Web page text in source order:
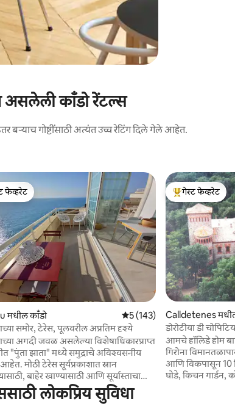
असलेली काँडो रेंटल्स
गोष्टींसाठी अत्यंत उच्च रेटिंग दिले गेले आहेत.
209 रिव्ह्यूज
फेव्हरेट
फेव्हरेट
मधील काँडो 5 पैकी 5 सरासरी रेटिंग, 143
5 (143)
समोर, टेरेस, पूलवरील अप्रतिम दृश्ये
अगदी जवळ असलेल्या विशेषाधिकारप्राप्त
"पुंता झाता" मध्ये समुद्राचे अविश्वसनीय
मोठी टेरेस सूर्यप्रकाशात स्नान
बाहेर खाण्यासाठी आणि सूर्यास्ताचा
आदर्श आहे. लहान नाश्त्यासाठी
पाहण्यासाठी योग्य आहे. मुख्य बेडरूम
टॉप गेस्ट फेव्हरेट
गेस्ट फेव्हरेट
Calldetenes
डोरोटीया डी
आमचे हॉलिडे होम
गिरोना
आणि विकपासून 10
घोडे, किचन
लोकप्रिय सुविधा